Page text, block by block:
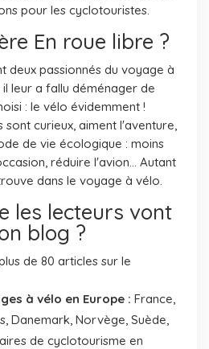
pour les cyclotouristes.
En roue libre ?
deux passionnés du voyage à
leur a fallu déménager de
: le vélo évidemment !
sont curieux, aiment l'aventure,
de vie écologique : moins
réduire l'avion... Autant
dans le voyage à vélo.
les lecteurs vont
blog ?
de 80 articles sur le
à vélo en Europe : France,
Danemark, Norvège, Suède,
de cyclotourisme en